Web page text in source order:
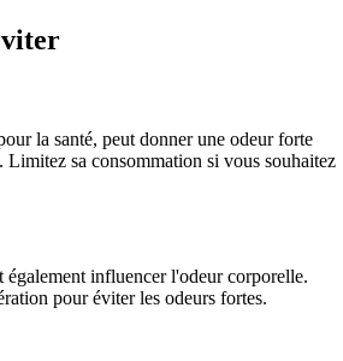
la santé, peut donner une odeur forte
Limitez sa consommation si vous souhaitez
influencer l'odeur corporelle.
pour éviter les odeurs fortes.